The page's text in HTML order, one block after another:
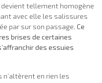
devient tellement homogène
avec elle les salissures
par sur son passage. Ce
brises de certaines
des essuies
n’altèrent en rien les